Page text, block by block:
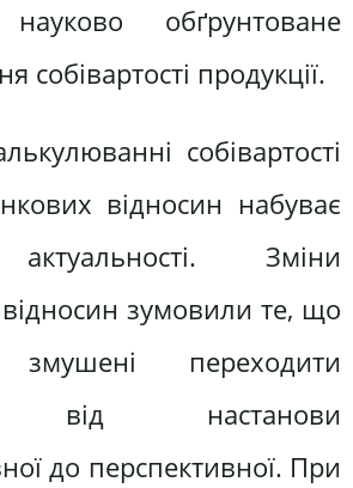
обґрунтоване
собівартості продукції.
собівартості
відносин набуває
Зміни
зумовили те, що
переходити
від настанови
до перспективної. При